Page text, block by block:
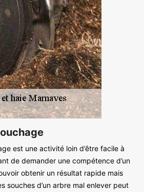
est une activité loin d’être facile à
de demander une compétence d’un
obtenir un résultat rapide mais
souches d’un arbre mal enlever peut